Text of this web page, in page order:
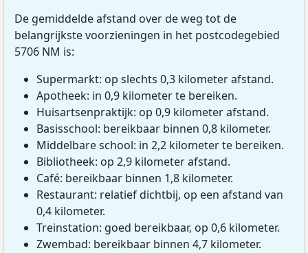
De gemiddelde afstand over de weg tot de
belangrijkste voorzieningen in het postcodegebied
5706 NM is:
Supermarkt: op slechts 0,3 kilometer afstand.
Apotheek: in 0,9 kilometer te bereiken.
Huisartsenpraktijk: op 0,9 kilometer afstand.
Basisschool: bereikbaar binnen 0,8 kilometer.
Middelbare school: in 2,2 kilometer te bereiken.
Bibliotheek: op 2,9 kilometer afstand.
Café: bereikbaar binnen 1,8 kilometer.
Restaurant: relatief dichtbij, op een afstand van
0,4 kilometer.
Treinstation: goed bereikbaar, op 0,6 kilometer.
Zwembad: bereikbaar binnen 4,7 kilometer.